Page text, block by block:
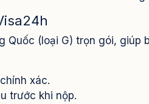
Quốc (loại G) trọn gói, giúp
xác.
trước khi nộp.